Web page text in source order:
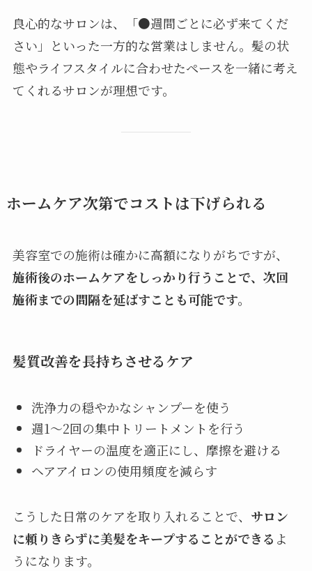
良心的なサロンは、「●週間ごとに必ず来てくだ
さい」といった一方的な営業はしません。髪の状
態やライフスタイルに合わせたペースを一緒に考え
てくれるサロンが理想です。
ホームケア次第でコストは下げられる
美容室での施術は確かに高額になりがちですが、
施術後のホームケアをしっかり行うことで、次回
施術までの間隔を延ばすことも可能です。
髪質改善を長持ちさせるケア
洗浄力の穏やかなシャンプーを使う
週1〜2回の集中トリートメントを行う
ドライヤーの温度を適正にし、摩擦を避ける
ヘアアイロンの使用頻度を減らす
こうした日常のケアを取り入れることで、 サロン
に頼りきらずに美髪をキープすることができる よ
うになります。